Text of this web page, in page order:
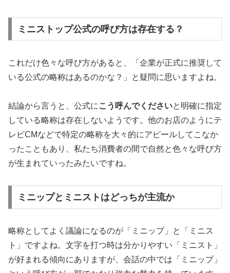
ミニストップ公式の呼び方は存在する？
これだけ色々な呼び方があると、「企業が正式に推奨して
いる公式の略称はあるのかな？」と疑問に思いますよね。
結論から言うと、公式に こう呼んでくださいと明確に指定
している略称は存在しないようです。他のお店のようにテ
レビCMなどで特定の略称を大々的にアピールしてこなか
ったこともあり、私たち消費者の間で自然と色々な呼び方
が生まれていったみたいですね。
ミニップとミニストはどっちが主流か
略称としてよく議論になるのが「ミニップ」と「ミニス
ト」ですよね。文字を打つ時は分かりやすい「ミニスト」
が好まれる傾向にありますが、会話の中では「ミニップ」